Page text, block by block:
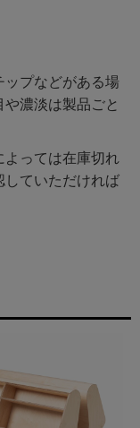
ップなどがある場
濃淡は製品ごと
よっては在庫切れ
していただければ